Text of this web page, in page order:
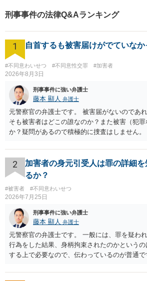
ください。【オンライ
話相談可】【完全個室
対応】
刑事事件の法律Q&Aランキング
1 自首するも被害届けがでていな
#不同意わいせつ #不同意性交罪 #加害者
2026年8月3日
刑事事件に強い弁護士
藤本 顯人 弁護士
元警察官の弁護士です。 被害届がないのであ
そも被害者はどこの誰なのか？また被害（犯
か？疑問があるので積極的に捜査はしません
2
加害者の身元引受人は罪の詳細
るか？
#被害者 #不同意わいせつ
2026年7月25日
刑事事件に強い弁護士
藤本 顯人 弁護士
元警察官の弁護士です。 一般には、罪を疑わ
行為をした結果、身柄拘束されたのかという
する上で必要なので、伝わっているのが普通
いたり、省略されていることもありうるかな